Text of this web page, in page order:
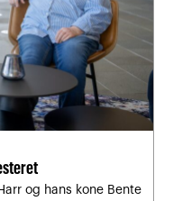
og hans kone Bente